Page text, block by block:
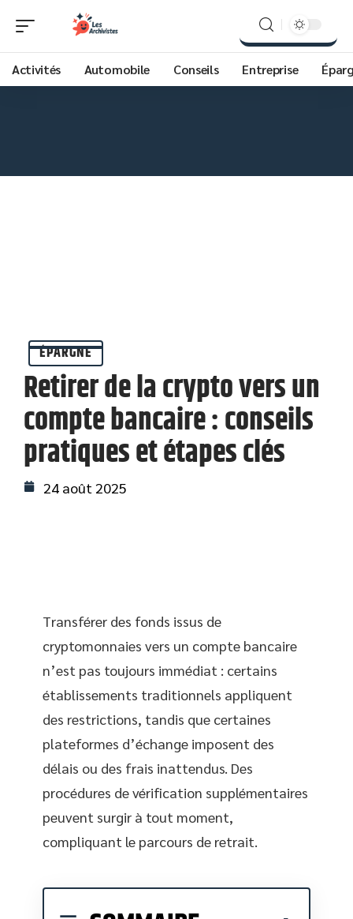
Activités Automobile Conseils Entreprise
ÉPARGNE
Retirer de la crypto vers un
compte bancaire : conseils
pratiques et étapes clés
24 août 2025
Transférer des fonds issus de
cryptomonnaies vers un compte bancaire
n’est pas toujours immédiat : certains
établissements traditionnels appliquent
des restrictions, tandis que certaines
plateformes d’échange imposent des
délais ou des frais inattendus. Des
procédures de vérification supplémentaires
peuvent surgir à tout moment,
compliquant le parcours de retrait.